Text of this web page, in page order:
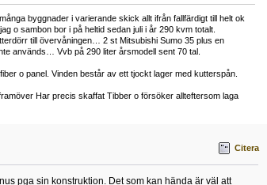
byggnader i varierande skick allt ifrån fallfärdigt till helt ok
o sambon bor i på heltid sedan juli i år 290 kvm totalt.
till övervåningen… 2 st Mitsubishi Sumo 35 plus en
används… Vvb på 290 liter årsmodell sent 70 tal.
o panel. Vinden består av ett tjockt lager med kutterspån.
Har precis skaffat Tibber o försöker allteftersom laga
Citera
pga sin konstruktion. Det som kan hända är väl att